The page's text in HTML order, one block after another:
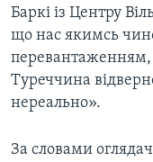
Баркі із Центру
що нас якимсь
Туреччина
нереально».
За словами